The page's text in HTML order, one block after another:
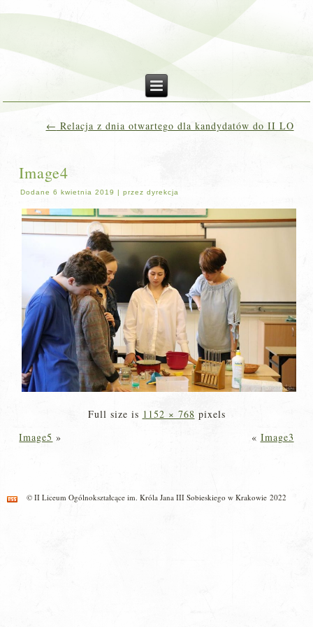
← Relacja z dnia otwartego dla kandydatów do II LO
Image4
Dodane 6 kwietnia 2019 |przez dyrekcja
Full size is 1152 × 768 pixels
Image5 » « Image3
© II Liceum Ogólnokształcące im. Króla Jana III Sobieskiego w Krakowie 2022